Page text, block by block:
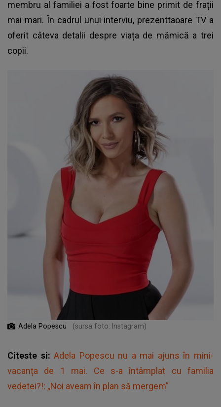
membru al familiei a fost foarte bine primit de frații
mai mari. În cadrul unui interviu, prezenttaoare TV a
oferit câteva detalii despre viața de mămică a trei
copii.
Adela Popescu (sursa foto: Instagram)
Citeste si:Adela Popescu nu a mai ajuns în mini-
vacanța de 1 mai. Ce s-a întâmplat cu familia
vedetei?!: „Noi aveam în plan să mergem”